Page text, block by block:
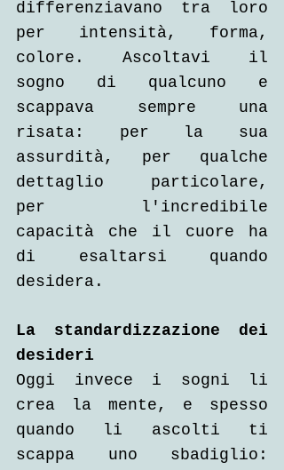
differenziavano tra loro
per intensità, forma,
colore. Ascoltavi il
sogno di qualcuno e
scappava sempre una
risata: per la sua
assurdità, per qualche
dettaglio particolare,
per l'incredibile
capacità che il cuore ha
di esaltarsi quando
desidera.
La standardizzazione dei
desideri
Oggi invece i sogni li
crea la mente, e spesso
quando li ascolti ti
scappa uno sbadiglio: